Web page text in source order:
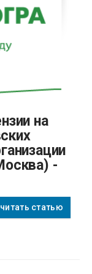
-
читать статью